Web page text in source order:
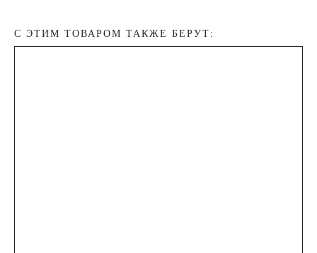
С ЭТИМ ТОВАРОМ ТАКЖЕ БЕРУТ: